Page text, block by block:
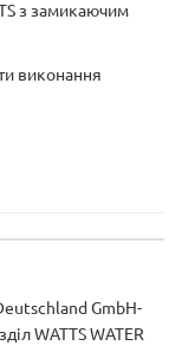
з замикаючим
виконання
GmbH-
WATTS WATER